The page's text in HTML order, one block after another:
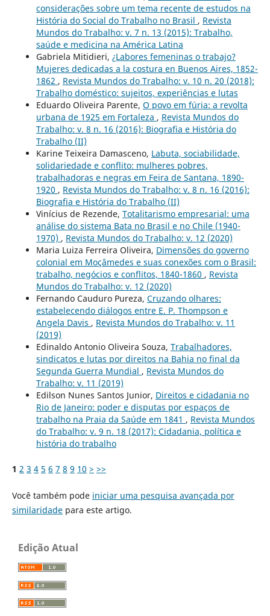
considerações sobre um tema recente de estudos na
História do Social do Trabalho no Brasil , Revista
Mundos do Trabalho: v. 7 n. 13 (2015): Trabalho,
saúde e medicina na América Latina
Gabriela Mitidieri, ¿Labores femeninas o trabajo?
Mujeres dedicadas a la costura en Buenos Aires, 1852-
1862 , Revista Mundos do Trabalho: v. 10 n. 20 (2018):
Trabalho doméstico: sujeitos, experiências e lutas
Eduardo Oliveira Parente, O povo em fúria: a revolta
urbana de 1925 em Fortaleza , Revista Mundos do
Trabalho: v. 8 n. 16 (2016): Biografia e História do
Trabalho (II)
Karine Teixeira Damasceno, Labuta, sociabilidade,
solidariedade e conflito: mulheres pobres,
trabalhadoras e negras em Feira de Santana, 1890-
1920 , Revista Mundos do Trabalho: v. 8 n. 16 (2016):
Biografia e História do Trabalho (II)
Vinícius de Rezende, Totalitarismo empresarial: uma
análise do sistema Bata no Brasil e no Chile (1940-
1970) , Revista Mundos do Trabalho: v. 12 (2020)
Maria Luiza Ferreira Oliveira, Dimensões do governo
colonial em Moçâmedes e suas conexões com o Brasil:
trabalho, negócios e conflitos, 1840-1860 , Revista
Mundos do Trabalho: v. 12 (2020)
Fernando Cauduro Pureza, Cruzando olhares:
estabelecendo diálogos entre E. P. Thompson e
Angela Davis , Revista Mundos do Trabalho: v. 11
(2019)
Edinaldo Antonio Oliveira Souza, Trabalhadores,
sindicatos e lutas por direitos na Bahia no final da
Segunda Guerra Mundial , Revista Mundos do
Trabalho: v. 11 (2019)
Edilson Nunes Santos Junior, Direitos e cidadania no
Rio de Janeiro: poder e disputas por espaços de
trabalho na Praia da Saúde em 1841 , Revista Mundos
do Trabalho: v. 9 n. 18 (2017): Cidadania, política e
história do trabalho
1 2 3 4 5 6 7 8 9 10 > >>
Você também pode iniciar uma pesquisa avançada por
similaridadepara este artigo.
Edição Atual